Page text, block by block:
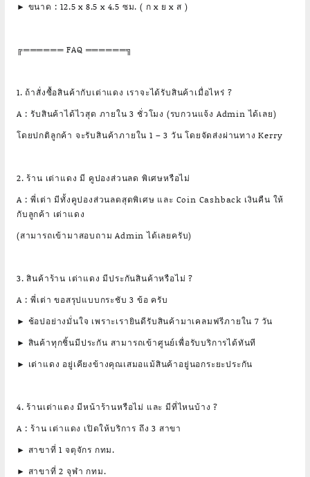
► ขนาด : 12.5 x 8.5 x 4.5 ซม. ( ก x ย x ส )
╔══════ FAQ ══════╗
1. ถ้าสั่งซื้อสินค้ากับเต่าแดง เราจะได้รับสินค้าเมื่อไหร่ ?
A : รับสินค้าได้ไวสุด ภายใน 3 ชั่วโมง (รบกวนแจ้ง Admin ได้เลย)
โดยปกติลูกค้า จะรับสินค้าภายใน 1 – 3 วัน โดยจัดส่งผ่านทาง Kerry
2. ร้าน เต่าแดง มี คูปองส่วนลด พิเศษหรือไม่
A : พี่เต่า มีทั้งคูปองส่วนลดสุดพิเศษ และ Coin Cashback เงินคืน ให้
กับลูกค้า เต่าแดง
(สามารถเข้ามาสอบถาม Admin ได้เลยครับ)
3. สินค้าร้าน เต่าแดง มีประกันสินค้าหรือไม่ ?
A : พี่เต่า ขอสรุปแบบกระชับ 3 ข้อ ครับ
► ช้อปอย่างมั่นใจ เพราะเรายินดีรับสินค้ามาเคลมฟรีภายใน 7 วัน
► สินค้าทุกชิ้นมีประกัน สามารถเข้าศูนย์เพื่อรับบริการได้ทันที
► เต่าแดง อยู่เคียงข้างคุณเสมอแม้สินค้าอยู่นอกระยะประกัน
4. ร้านเต่าแดง มีหน้าร้านหรือไม่ และ มีที่ไหนบ้าง ?
A : ร้าน เต่าแดง เปิดให้บริการ ถึง 3 สาขา
► สาขาที่ 1 จตุจักร กทม.
► สาขาที่ 2 จุฬา กทม.